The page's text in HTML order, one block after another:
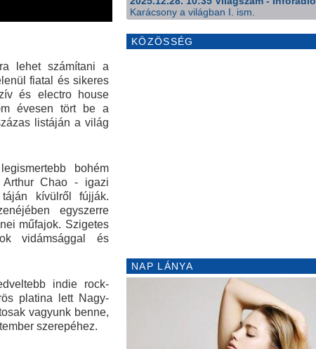
lehet számítani a
fiatal és sikeres
és electro house
évesen tört be a
listáján a világ
bohém
Chao - igazi
kívülről fújják.
egyszerre
műfajok. Szigetes
vidámsággal és
indie rock-
platina lett Nagy-
vagyunk benne,
szerepéhez.
Karácsony a világban I. ism.
KÖZÖSSÉG
NAP LÁNYA